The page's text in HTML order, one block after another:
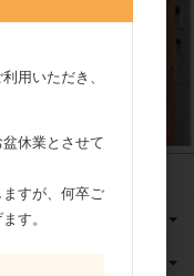
用いただき、
休業とさせて
すが、何卒ご
す。